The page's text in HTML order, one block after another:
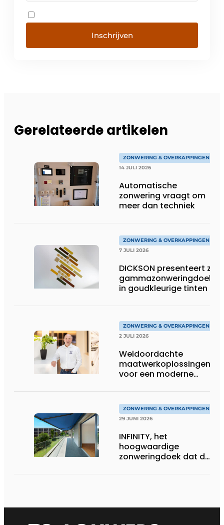
Inschrijven
Gerelateerde artikelen
ZONWERING & OVERKAPPINGEN
14 JULI 2026
Automatische
zonwering vraagt om
meer dan techniek
ZONWERING & OVERKAPPINGEN
7 JULI 2026
DICKSON presenteert zijn
gammazonweringdoeken
in goudkleurige tinten
ZONWERING & OVERKAPPINGEN
2 JULI 2026
Weldoordachte
maatwerkoplossingen
voor een moderne
ZONWERING & OVERKAPPINGEN
29 JUNI 2026
INFINITY, het
hoogwaardige
zonweringdoek dat de